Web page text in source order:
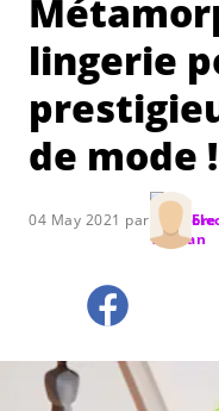
lingerie
de mode !
04 May 2021 par